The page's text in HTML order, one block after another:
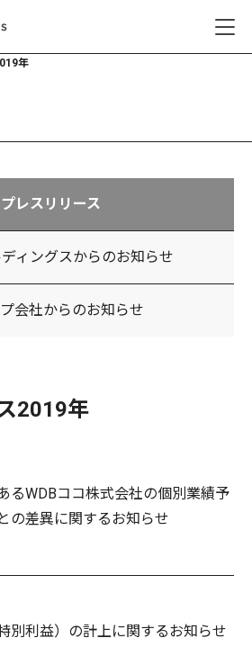
年
プレスリリース
ィングスからのお知らせ
会社からのお知らせ
2019年
るWDBココ株式会社の個別業績予
の差異に関するお知らせ
別利益）の計上に関するお知らせ